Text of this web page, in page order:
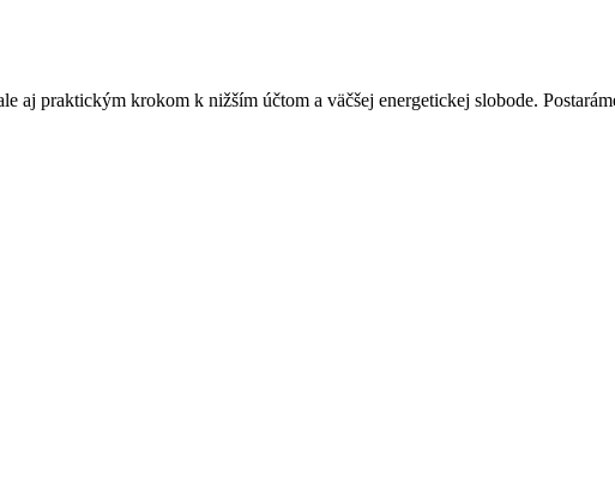
aj praktickým krokom k nižším účtom a väčšej energetickej slobode.